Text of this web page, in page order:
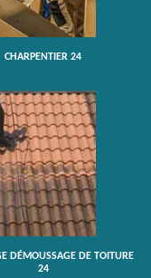
CHARPENTIER 24
DÉMOUSSAGE DE TOITURE
24